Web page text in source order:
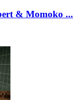
& Momoko ...